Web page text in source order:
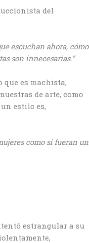
del
escuchan ahora, cómo
son innecesarias.”
que es machista,
de arte, como
estilo es,
como si fueran un
estrangular a su